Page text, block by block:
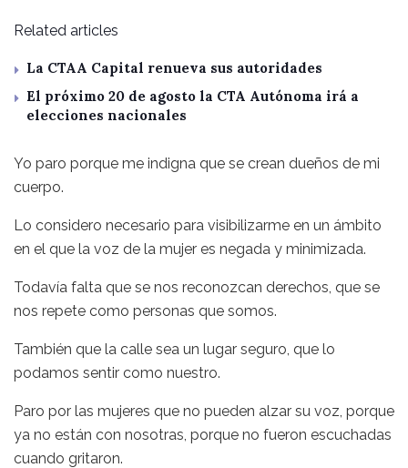
Related articles
La CTAA Capital renueva sus autoridades
El próximo 20 de agosto la CTA Autónoma irá a
elecciones nacionales
Yo paro porque me indigna que se crean dueños de mi
cuerpo.
Lo considero necesario para visibilizarme en un ámbito
en el que la voz de la mujer es negada y minimizada.
Todavía falta que se nos reconozcan derechos, que se
nos repete como personas que somos.
También que la calle sea un lugar seguro, que lo
podamos sentir como nuestro.
Paro por las mujeres que no pueden alzar su voz, porque
ya no están con nosotras, porque no fueron escuchadas
cuando gritaron.